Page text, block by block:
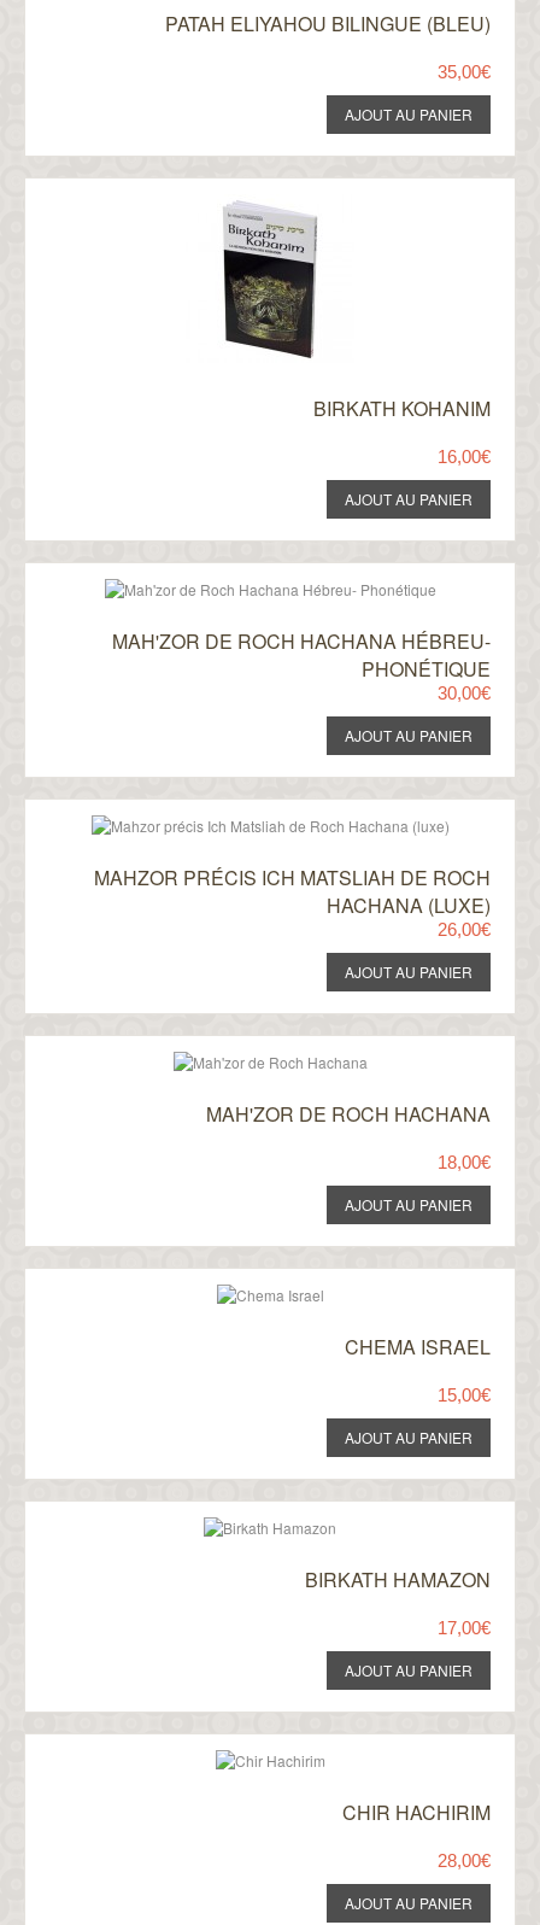
PATAH ELIYAHOU BILINGUE (BLEU)
35,00€
BIRKATH KOHANIM
16,00€
MAH'ZOR DE ROCH HACHANA HÉBREU-
PHONÉTIQUE
30,00€
MAHZOR PRÉCIS ICH MATSLIAH DE ROCH
HACHANA (LUXE)
26,00€
MAH'ZOR DE ROCH HACHANA
18,00€
CHEMA ISRAEL
15,00€
BIRKATH HAMAZON
17,00€
CHIR HACHIRIM
28,00€